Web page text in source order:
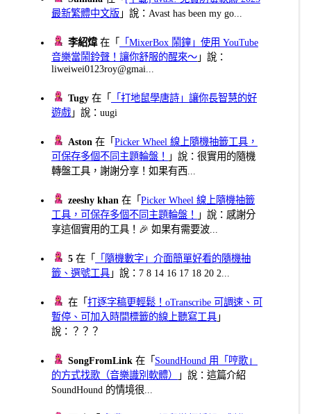
最新繁體中文版 」說：Avast has been my go...
李紹煒在「
「MixerBox 鬧鐘」使用 YouTube
音樂當鬧鈴聲！讓你舒服的醒來～ 」說：
liweiwei0123roy@gmai...
Tugy 在「
「打地鼠學唐詩」讓你長智慧的好
遊戲 」說：uugi
Aston 在「Picker Wheel 線上隨機抽籤工具，
可保存多個不同主題輪盤！
」說：很實用的隨機
轉盤工具，謝謝分享！如果有西...
zeeshy khan 在「Picker Wheel 線上隨機抽籤
工具，可保存多個不同主題輪盤！
」說：感謝分
享這個實用的工具！🎉 如果有需要波...
5 在「
「隨機數字」介面簡單好看的隨機抽
籤、選號工具 」說：7 8 14 16 17 18 20 2...
在「打逐字稿更輕鬆！oTranscribe 可調速、可
暫停、可加入時間標籤的線上聽寫工具 」
說：？？？
SongFromLink 在「 SoundHound 用「哼歌」
的方式找歌（音樂識別軟體）
」說：這篇介紹
SoundHound 的情境很...